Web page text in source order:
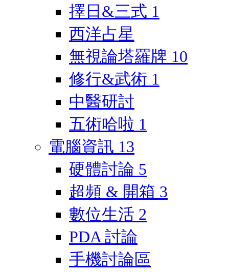
擇日&三式 1
西洋占星
無視論塔羅牌 10
修行&武術 1
中醫研討
五術哈啦 1
電腦資訊 13
硬體討論 5
超頻 & 開箱 3
數位生活 2
PDA 討論
手機討論區